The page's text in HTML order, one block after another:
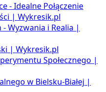
- Idealne Połączenie
| Wykresik.pl
Wyzwania i Realia |
| Wykresik.pl
Społecznego |
w Bielsku-Białej |